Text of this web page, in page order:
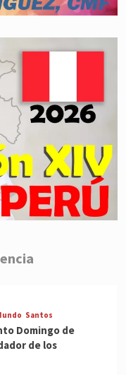
Santos
Domingo de
de los